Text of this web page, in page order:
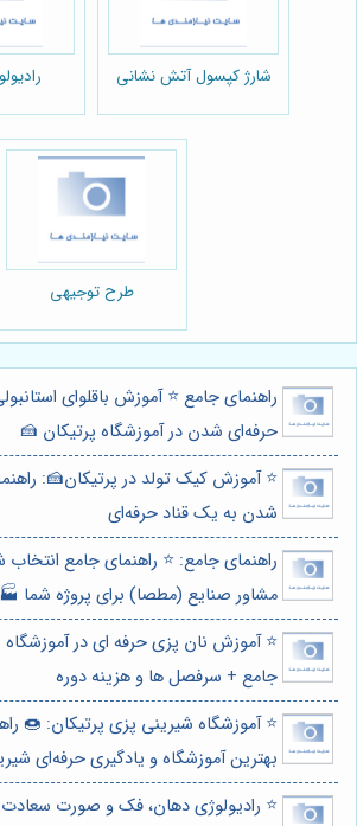
شارژ کپسول آتش نشانی
طرح توجیهی
راهنمای جامع ⭐️ آموزش باقلوای
حرفه‌ای شدن در آموزشگاه پرتیکان 🍰
⭐️ آموزش کیک تولد در پرتیکان🍰:
شدن به یک قناد حرفه‌ای
راهنمای جامع: ⭐️ راهنمای جامع
مشاور صنایع (مطصا) برای پروژه شما 🏭
⭐️ آموزش نان پزی حرفه ای در آموزشگاه
جامع + سرفصل ها و هزینه دوره
⭐️ آموزشگاه شیرینی پزی پرتیکان: 🍩
بهترین آموزشگاه و یادگیری حرفه‌ای
⭐️ رادیولوژی دهان، فک و صورت سعادت